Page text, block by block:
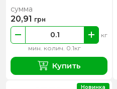
мин. колич. 0.1кг
кг
сумма
20,91 грн
Купить
Новинка